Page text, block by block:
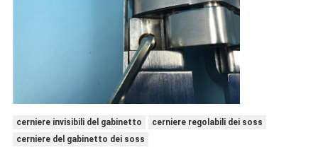
cerniere invisibili del gabinetto
cerniere regolabili dei soss
cerniere del gabinetto dei soss